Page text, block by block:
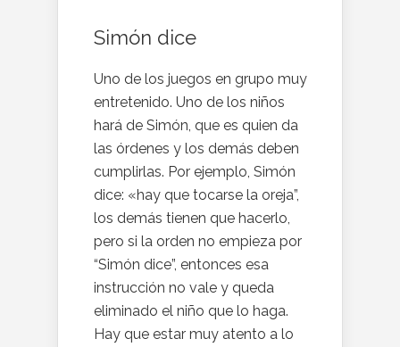
Simón dice
Uno de los juegos en grupo muy
entretenido. Uno de los niños
hará de Simón, que es quien da
las órdenes y los demás deben
cumplirlas. Por ejemplo, Simón
dice: «hay que tocarse la oreja”,
los demás tienen que hacerlo,
pero si la orden no empieza por
“Simón dice”, entonces esa
instrucción no vale y queda
eliminado el niño que lo haga.
Hay que estar muy atento a lo